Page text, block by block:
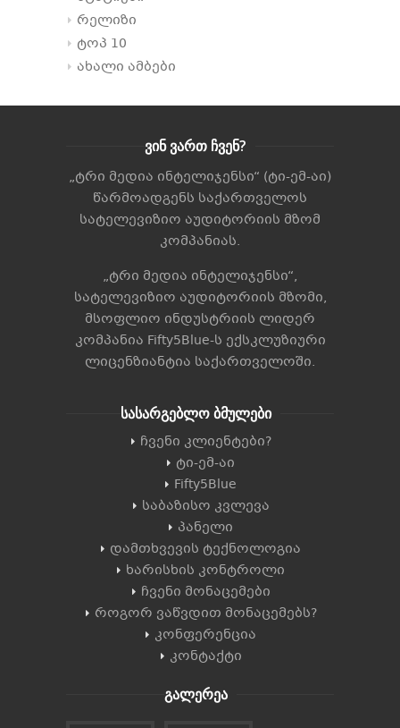
რელიზი
ტოპ 10
ახალი ამბები
ვინ ვართ ჩვენ?
„ტრი მედია ინტელიჯენსი“ (ტი-ემ-აი)
წარმოადგენს საქართველოს
სატელევიზიო აუდიტორიის მზომ
კომპანიას.
„ტრი მედია ინტელიჯენსი“,
სატელევიზიო აუდიტორიის მზომი,
მსოფლიო ინდუსტრიის ლიდერ
კომპანია Fifty5Blue-ს ექსკლუზიური
ლიცენზიანტია საქართველოში.
სასარგებლო ბმულები
ჩვენი კლიენტები?
ტი-ემ-აი
Fifty5Blue
საბაზისო კვლევა
პანელი
დამთხვევის ტექნოლოგია
ხარისხის კონტროლი
ჩვენი მონაცემები
როგორ ვაწვდით მონაცემებს?
კონფერენცია
კონტაქტი
გალერეა